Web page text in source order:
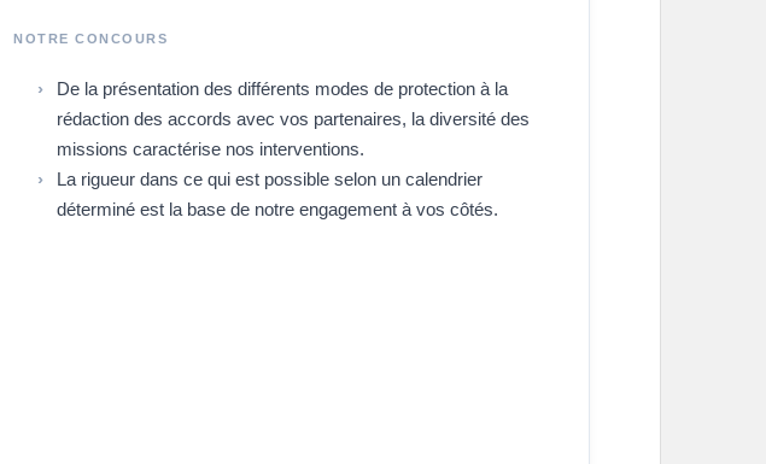
NOTRE CONCOURS
De la présentation des différents modes de protection à la
rédaction des accords avec vos partenaires, la diversité des
missions caractérise nos interventions.
La rigueur dans ce qui est possible selon un calendrier
déterminé est la base de notre engagement à vos côtés.